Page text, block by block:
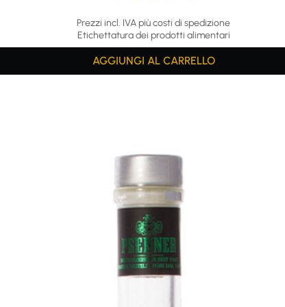
Prezzi incl. IVA più costi di spedizione
Etichettatura dei prodotti alimentari
AGGIUNGI AL CARRELLO